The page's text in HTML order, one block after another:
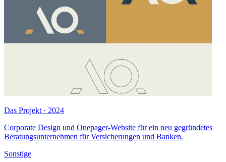
Das Projekt · 2024
Corporate Design und Onepager-Website für ein neu gegründetes
Beratungsunternehmen für Versicherungen und Banken.
Sonstige